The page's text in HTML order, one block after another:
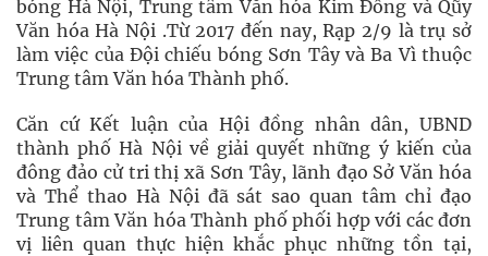
bóng Hà Nội, Trung tâm Văn hóa Kim Đồng và Qũy
Văn hóa Hà Nội .Từ 2017 đến nay, Rạp 2/9 là trụ sở
làm việc của Đội chiếu bóng Sơn Tây và Ba Vì thuộc
Trung tâm Văn hóa Thành phố.
Căn cứ Kết luận của Hội đồng nhân dân, UBND
thành phố Hà Nội về giải quyết những ý kiến của
đông đảo cử tri thị xã Sơn Tây, lãnh đạo Sở Văn hóa
và Thể thao Hà Nội đã sát sao quan tâm chỉ đạo
Trung tâm Văn hóa Thành phố phối hợp với các đơn
vị liên quan thực hiện khắc phục những tồn tại,